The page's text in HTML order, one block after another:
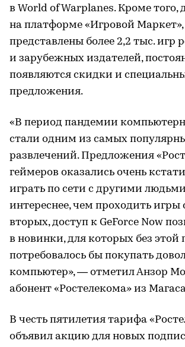
в World of Warplanes. Кроме того,
на платформе «Игровой Маркет»,
представлены более 2,2 тыс. игр
и зарубежных издателей,
появляются скидки и
предложения.
«В период пандемии
стали одним из самых
развлечений. Предложения
геймеров оказались очень
играть по сети с другими
интереснее, чем проходить игры
вторых, доступ к GeForce Now
в новинки, для которых без
потребовалось бы покупать
компьютер», — отметил Анзор
абонент «Ростелекома» из
В честь пятилетия тарифа
объявил акцию для новых